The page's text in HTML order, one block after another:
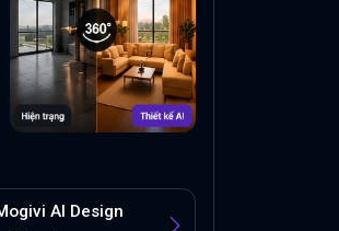
AI Design